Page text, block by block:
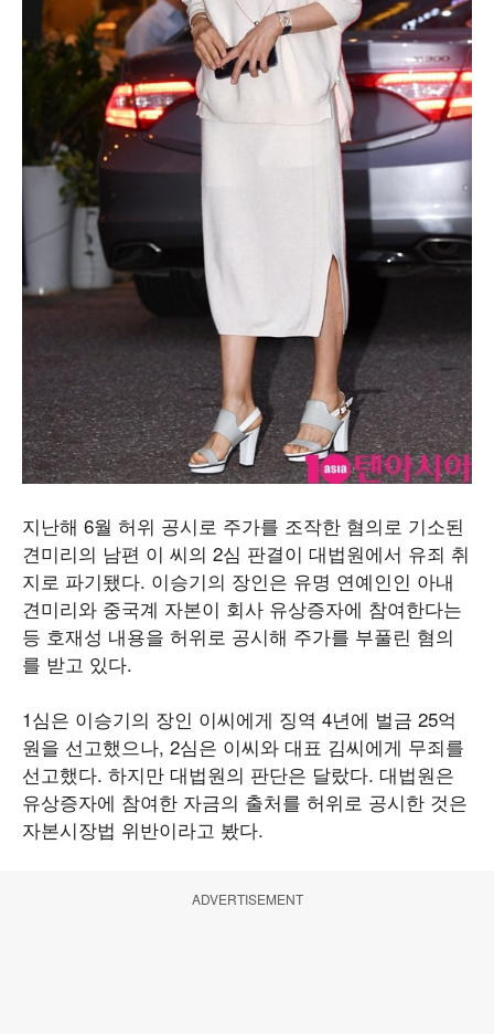
지난해 6월 허위 공시로 주가를 조작한 혐의로 기소된
견미리의 남편 이 씨의 2심 판결이 대법원에서 유죄 취
지로 파기됐다. 이승기의 장인은 유명 연예인인 아내
견미리와 중국계 자본이 회사 유상증자에 참여한다는
등 호재성 내용을 허위로 공시해 주가를 부풀린 혐의
를 받고 있다.
1심은 이승기의 장인 이씨에게 징역 4년에 벌금 25억
원을 선고했으나, 2심은 이씨와 대표 김씨에게 무죄를
선고했다. 하지만 대법원의 판단은 달랐다. 대법원은
유상증자에 참여한 자금의 출처를 허위로 공시한 것은
자본시장법 위반이라고 봤다.
ADVERTISEMENT